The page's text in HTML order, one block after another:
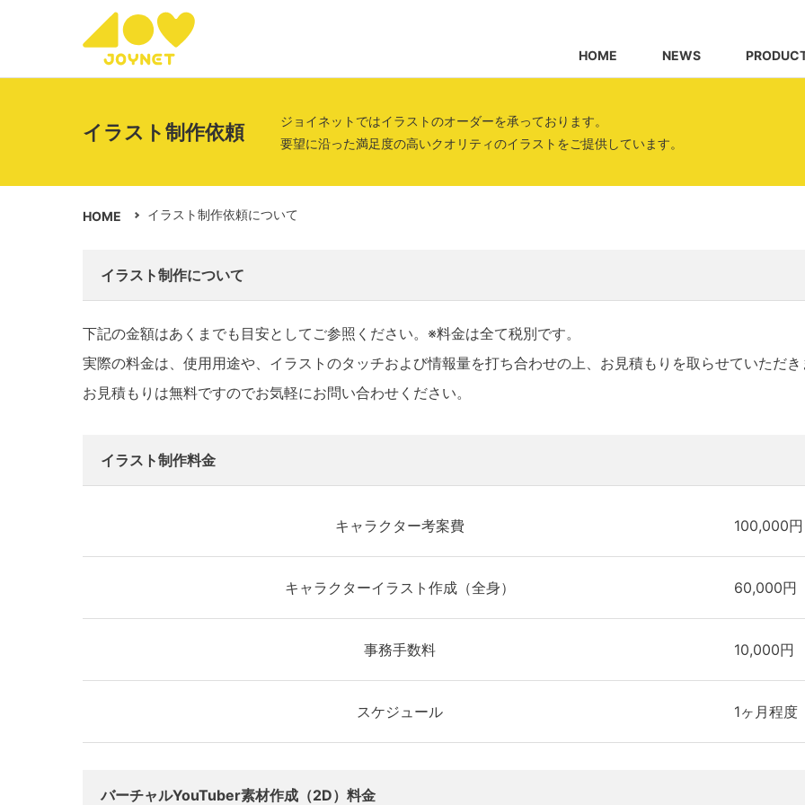
HOME NEWS
イラスト制作依頼
ジョイネットではイラストのオーダーを承っております。
要望に沿った満足度の高いクオリティのイラストをご提供しています。
HOME イラスト制作依頼について
イラスト制作について
下記の金額はあくまでも目安としてご参照ください。※料金は全て税別です。
実際の料金は、使用用途や、イラストのタッチおよび情報量を打ち合わせの上、お見積もりを取らせていただ
お見積もりは無料ですのでお気軽にお問い合わせください。
イラスト制作料金
キャラクター考案費 100,000円
キャラクターイラスト作成（全身） 60,000円
事務手数料 10,000円
スケジュール 1ヶ
バーチャルYouTuber素材作成（2D）料金